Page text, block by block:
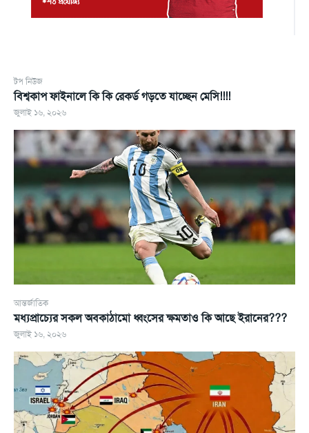
টপ নিউজ
বিশ্বকাপ ফাইনালে কি কি রেকর্ড গড়তে যাচ্ছেন মেসি!!!!
জুলাই ১৬, ২০২৬
আন্তর্জাতিক
মধ্যপ্রাচ্যের সকল অবকাঠামো ধ্বংসের ক্ষমতাও কি আছে ইরানের???
জুলাই ১৬, ২০২৬